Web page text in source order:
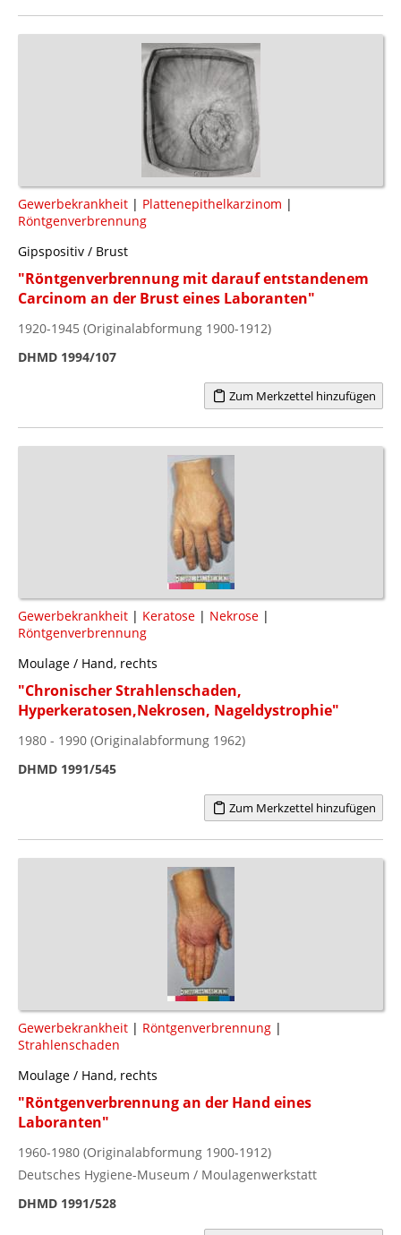
Gewerbekrankheit | Plattenepithelkarzinom |
Röntgenverbrennung
Gipspositiv / Brust
"Röntgenverbrennung mit darauf entstandenem
Carcinom an der Brust eines Laboranten"
1920-1945 (Originalabformung 1900-1912)
DHMD 1994/107
Zum Merkzettel hinzufügen
Gewerbekrankheit | Keratose | Nekrose |
Röntgenverbrennung
Moulage / Hand, rechts
"Chronischer Strahlenschaden,
Hyperkeratosen,Nekrosen, Nageldystrophie"
1980 - 1990 (Originalabformung 1962)
DHMD 1991/545
Zum Merkzettel hinzufügen
Gewerbekrankheit | Röntgenverbrennung |
Strahlenschaden
Moulage / Hand, rechts
"Röntgenverbrennung an der Hand eines
Laboranten"
1960-1980 (Originalabformung 1900-1912)
Deutsches Hygiene-Museum / Moulagenwerkstatt
DHMD 1991/528